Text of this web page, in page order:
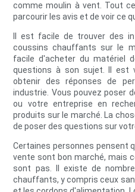
comme moulin à vent. Tout
parcourir les avis et de voir ce
Il est facile de trouver des
coussins chauffants sur le
facile d'acheter du matériel
questions à son sujet. Il est
obtenir des réponses de
industrie. Vous pouvez poser
ou votre entreprise en
produits sur le marché. La
de poser des questions sur
Certaines personnes pensent
vente sont bon marché, mais
sont pas. Il existe de
chauffants, y compris ceux